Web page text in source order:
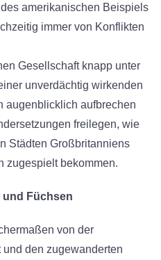
amerikanischen Beispiels
immer von Konflikten
Gesellschaft knapp unter
unverdächtig wirkenden
augenblicklich aufbrechen
freilegen, wie
Städten Großbritanniens
zugespielt bekommen.
und Füchsen
von der
den zugewanderten